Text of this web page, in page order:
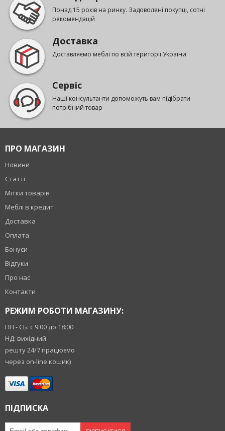
Понад 15 років на ринку. Задоволені покупці, сотні
рекомендацій
Доставка
Доставляємо меблі по всій території України
Сервіс
Наші консультанти допоможуть вам підібрати
потрібний товар
ПРО МАГАЗИН
Новини
Статті
Мітки товарів
Меблі в кредит
Доставка
Оплата
Бонуси
Відгуки
Про нас
Контакти
РЕЖИМ РОБОТИ МАГАЗИНУ:
ПН - СБ: с 9:00 до 18:00
НД: вихідний
решту 24/7 працюємо
через on-line кошик)
ПІДПИСКА